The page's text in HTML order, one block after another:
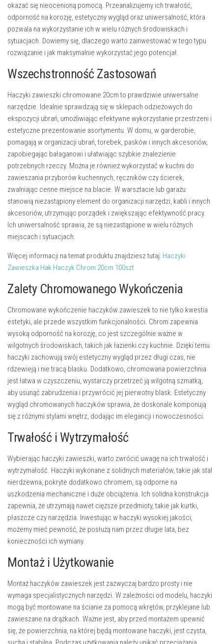
okazać się nieocenioną pomocą. Przeanalizujemy ich trwałość,
odporność na korozję, estetyczny wygląd oraz uniwersalność, która
pozwala na wykorzystanie ich w wielu różnych środowiskach i
sytuacjach. Dowiemy się, dlaczego warto zainwestować w tego typu
rozwiązanie i jak maksymalnie wykorzystać jego potencjał.
Wszechstronność Zastosowań
Haczyki zawieszki chromowane 20cm to prawdziwie uniwersalne
narzędzie. Idealnie sprawdzają się w sklepach odzieżowych do
ekspozycji ubrań, umożliwiając efektywne wykorzystanie przestrzeni i
estetyczne prezentowanie asortymentu. W domu, w garderobie,
pomagają w organizacji ubrań, torebek, pasków i innych akcesoriów,
zapobiegając bałaganowi i ułatwiając szybkie znalezienie
potrzebnych rzeczy. Można je również wykorzystać w kuchni do
zawieszania przyborów kuchennych, ręczników czy ścierek,
zwalniając cenne miejsce na blacie. W warsztacie lub garażu
stanowią niezastąpiony element do organizacji narzędzi, kabli i innych
akcesoriów, utrzymując porządek i zwiększając efektywność pracy.
Ich uniwersalność sprawia, że są niezastąpione w wielu różnych
miejscach i sytuacjach.
Więcej informacji na temat produktu znajdziesz tutaj: Haczyki
Zawieszka Hak Haczyk Chrom 20cm 100szt
Zalety Chromowanego Wykończenia
Chromowane wykończenie haczyków zawieszek to nie tylko kwestia
estetyki, ale przede wszystkim funkcjonalności. Chrom zapewnia
wysoką odporność na korozję, co jest szczególnie ważne w
wilgotnych środowiskach, takich jak łazienki czy kuchnie. Dzięki temu
haczyki zachowują swój estetyczny wygląd przez długi czas, nie
rdzewieją i nie tracą blasku. Dodatkowo, chromowana powierzchnia
jestłatwa w czyszczeniu, wystarczy przetrzeć ją wilgotną szmatką,
aby usunąć zabrudzenia i przywrócić jej pierwotny blask. Estetyczny
wygląd chromowanych haczyków sprawia, że doskonale komponują
się z różnymi stylami wnętrz, dodając im elegancji i nowoczesności.
Trwałość i Wytrzymałość
Wybierając haczyki zawieszki, warto zwrócić uwagę na ich trwałość i
wytrzymałość. Haczyki wykonane z solidnych materiałów, takie jak stal
nierdzewna, pokryte dodatkowo chromem, są odporne na
uszkodzenia mechaniczne i duże obciążenia. Ich solidna konstrukcja
zapewnia, że utrzymają nawet cięższe przedmioty, takie jak kurtki,
płaszcze czy narzędzia. Inwestując w haczyki wysokiej jakości,
możemy mieć pewność, że posłużą nam przez długie lata, bez
konieczności ich wymiany.
Montaż i Użytkowanie
Montaż haczyków zawieszek jest zazwyczaj bardzo prosty i nie
wymaga specjalistycznych narzędzi. W zależności od modelu, haczyki
mogą być montowane na ścianie za pomocą wkrętów, przyklejane lub
zawieszane na drążkach. Ważne jest, aby przed montażem upewnić
się, że powierzchnia, na której będą montowane haczyki, jest czysta,